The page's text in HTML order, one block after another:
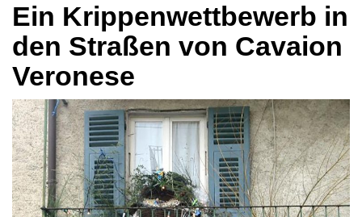
Ein Krippenwettbewerb in
den Straßen von Cavaion
Veronese